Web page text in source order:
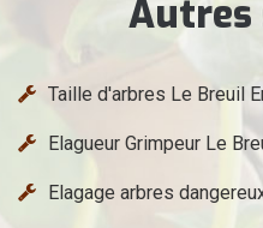
Autres
Taille d'arbres Le Breuil
Elagueur Grimpeur Le
Elagage arbres